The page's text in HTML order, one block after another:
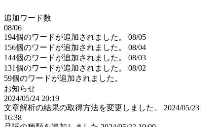
追加ワード数
08/06
194個のワードが追加されました。
08/05
156個のワードが追加されました。
08/04
144個のワードが追加されました。
08/03
131個のワードが追加されました。
08/02
59個のワードが追加されました。
お知らせ
2024/05/24 20:19
文章解析の結果の取得方法を変更しました。
2024/05/23
16:38